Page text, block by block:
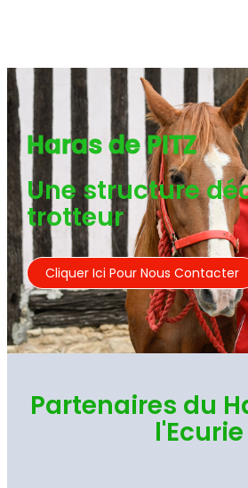
Haras de PITZ
Une structure
trotteur
Cliquer Ici Pour Nous Contacter
Partenaires du
l'Ecurie